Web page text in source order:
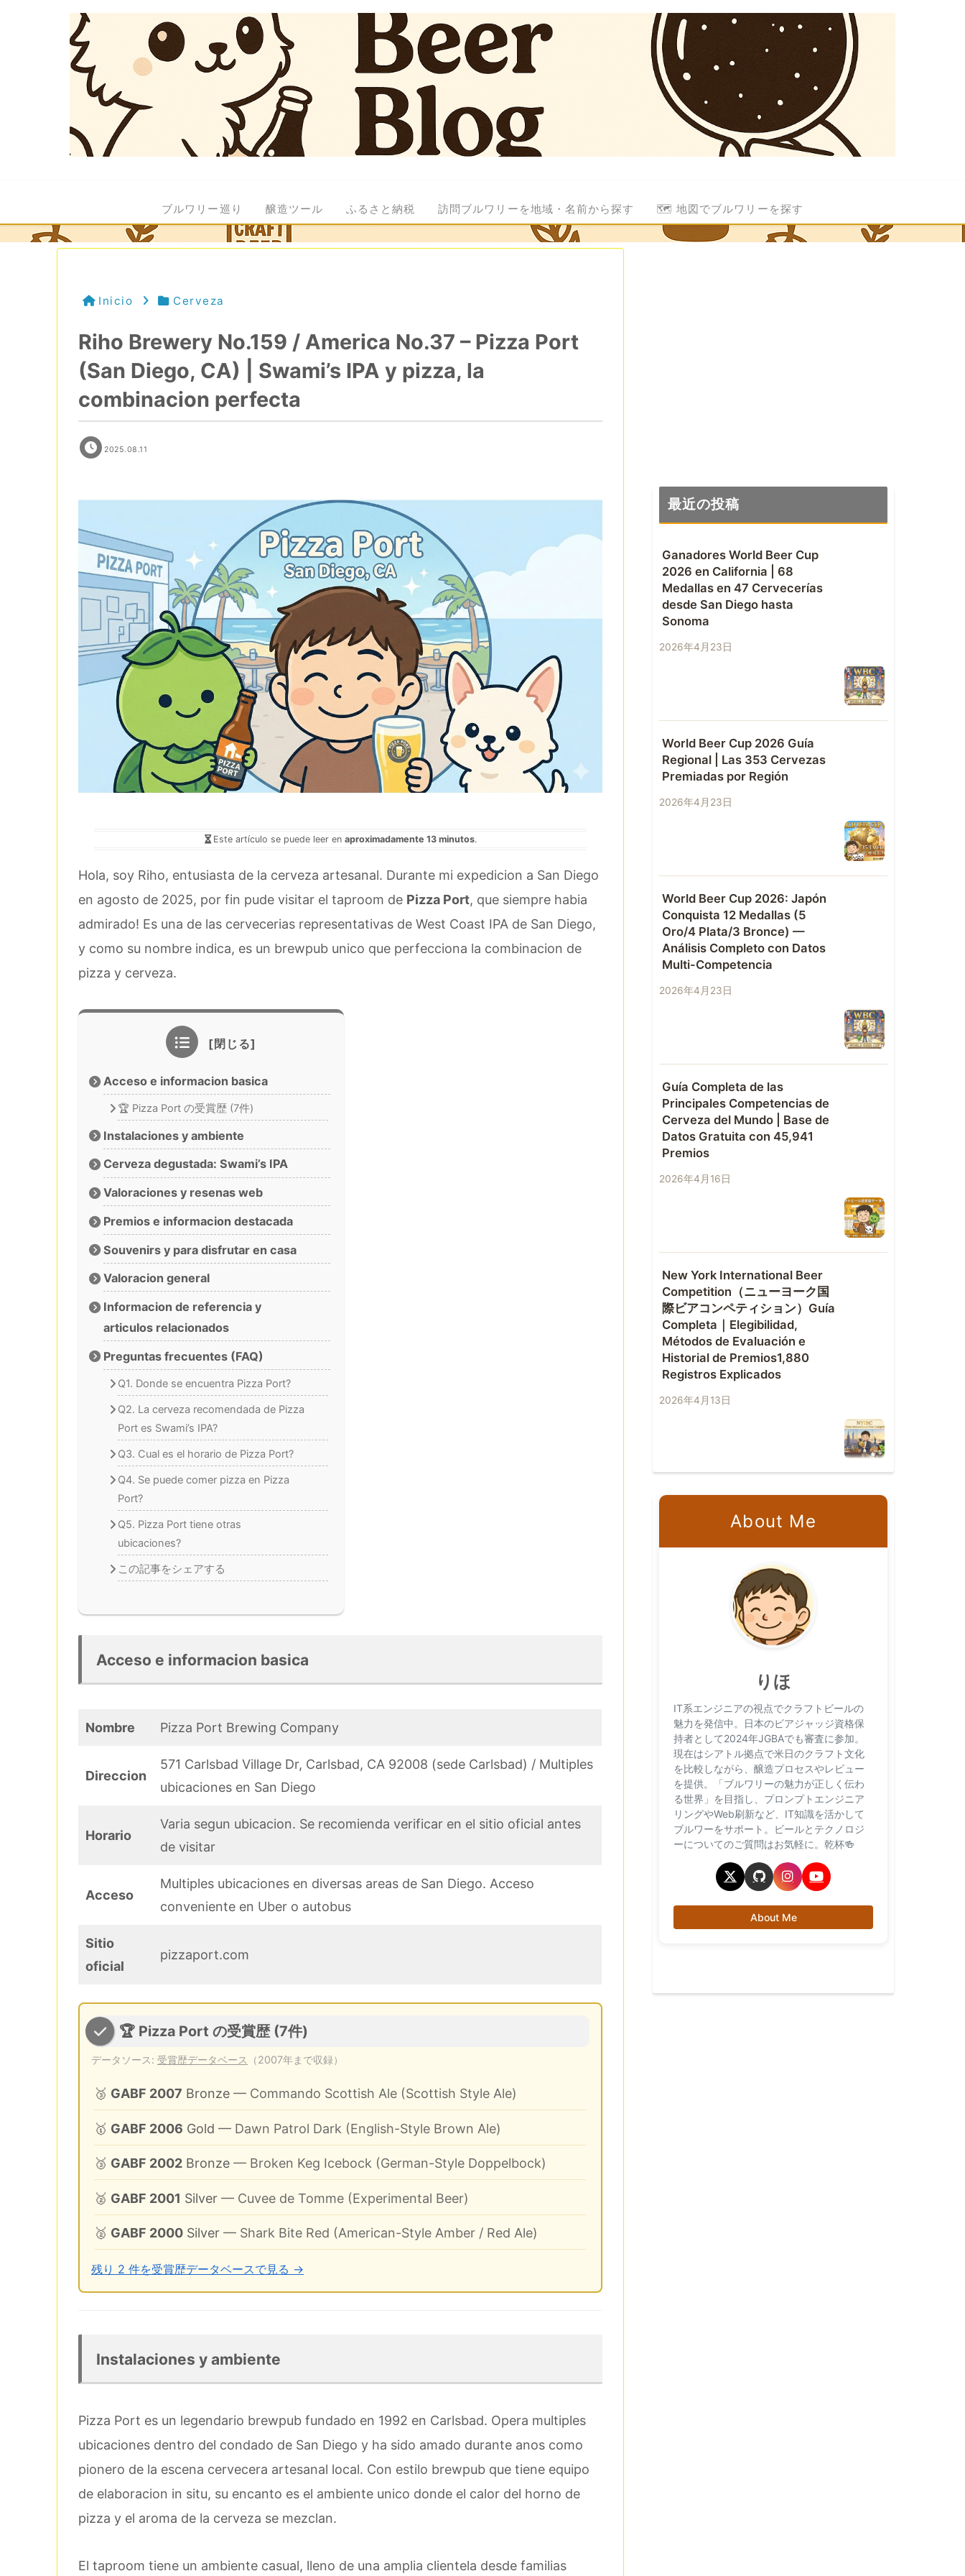
ブルワリー巡り 醸造ツール ふるさと納税 訪問ブルワリーを地域・名前から探す 🗺️ 地図でブルワリーを探す
Inicio Cerveza
Riho Brewery No.159 / America No.37 – Pizza Port
(San Diego, CA) | Swami’s IPA y pizza, la
combinacion perfecta
2025.08.11
Este artículo se puede leer en aproximadamente 13 minutos.
Hola, soy Riho, entusiasta de la cerveza artesanal. Durante mi expedicion a San Diego
en agosto de 2025, por fin pude visitar el taproom de Pizza Port, que siempre habia
admirado! Es una de las cervecerias representativas de West Coast IPA de San Diego,
y como su nombre indica, es un brewpub unico que perfecciona la combinacion de
pizza y cerveza.
Acceso e informacion basica
🏆 Pizza Port の受賞歴 (7件)
Instalaciones y ambiente
Cerveza degustada: Swami’s IPA
Valoraciones y resenas web
Premios e informacion destacada
Souvenirs y para disfrutar en casa
Valoracion general
Informacion de referencia y
articulos relacionados
Preguntas frecuentes (FAQ)
Q1. Donde se encuentra Pizza Port?
Q2. La cerveza recomendada de Pizza
Port es Swami’s IPA?
Q3. Cual es el horario de Pizza Port?
Q4. Se puede comer pizza en Pizza
Port?
Q5. Pizza Port tiene otras
ubicaciones?
この記事をシェアする
Acceso e informacion basica
Nombre Pizza Port Brewing Company
Direccion
571 Carlsbad Village Dr, Carlsbad, CA 92008 (sede Carlsbad) / Multiples
ubicaciones en San Diego
Horario
Varia segun ubicacion. Se recomienda verificar en el sitio oficial antes
de visitar
Acceso
Multiples ubicaciones en diversas areas de San Diego. Acceso
conveniente en Uber o autobus
Sitio
oficial
pizzaport.com
🏆 Pizza Port の受賞歴 (7件)
データソース: 受賞歴データベース （2007年まで収録）
🥉 GABF 2007 Bronze — Commando Scottish Ale (Scottish Style Ale)
🥇 GABF 2006 Gold — Dawn Patrol Dark (English-Style Brown Ale)
🥉 GABF 2002Bronze — Broken Keg Icebock (German-Style Doppelbock)
🥈 GABF 2001 Silver — Cuvee de Tomme (Experimental Beer)
🥈 GABF 2000Silver — Shark Bite Red (American-Style Amber / Red Ale)
残り 2 件を受賞歴データベースで見る →
Instalaciones y ambiente
Pizza Port es un legendario brewpub fundado en 1992 en Carlsbad. Opera multiples
ubicaciones dentro del condado de San Diego y ha sido amado durante anos como
pionero de la escena cervecera artesanal local. Con estilo brewpub que tiene equipo
de elaboracion in situ, su encanto es el ambiente unico donde el calor del horno de
pizza y el aroma de la cerveza se mezclan.
El taproom tiene un ambiente casual, lleno de una amplia clientela desde familias
最近の投稿
Ganadores World Beer Cup
2026 en California | 68
Medallas en 47 Cervecerías
desde San Diego hasta
Sonoma
2026年4月23日
World Beer Cup 2026 Guía
Regional | Las 353 Cervezas
Premiadas por Región
2026年4月23日
World Beer Cup 2026: Japón
Conquista 12 Medallas (5
Oro/4 Plata/3 Bronce) —
Análisis Completo con Datos
Multi-Competencia
2026年4月23日
Guía Completa de las
Principales Competencias de
Cerveza del Mundo | Base de
Datos Gratuita con 45,941
Premios
2026年4月16日
New York International Beer
Competition（ニューヨーク国
際ビアコンペティション）Guía
Completa｜Elegibilidad,
Métodos de Evaluación e
Historial de Premios1,880
Registros Explicados
2026年4月13日
About Me
りほ
IT系エンジニアの視点でクラフトビールの
魅力を発信中。日本のビアジャッジ資格保
持者として2024年JGBAでも審査に参加。
現在はシアトル拠点で米日のクラフト文化
を比較しながら、醸造プロセスやレビュー
を提供。「ブルワリーの魅力が正しく伝わ
る世界」を目指し、プロンプトエンジニア
リングやWeb刷新など、IT知識を活かして
ブルワーをサポート。ビールとテクノロジ
ーについてのご質問はお気軽に。乾杯🍻
About Me